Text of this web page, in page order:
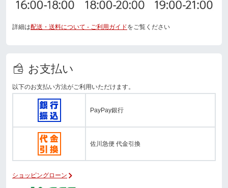
詳細は配送・送料について - ご利用ガイドをご覧ください
お支払い
以下のお支払い方法がご利用いただけます。
PayPay銀行
佐川急便 代金引換
ショッピングローン